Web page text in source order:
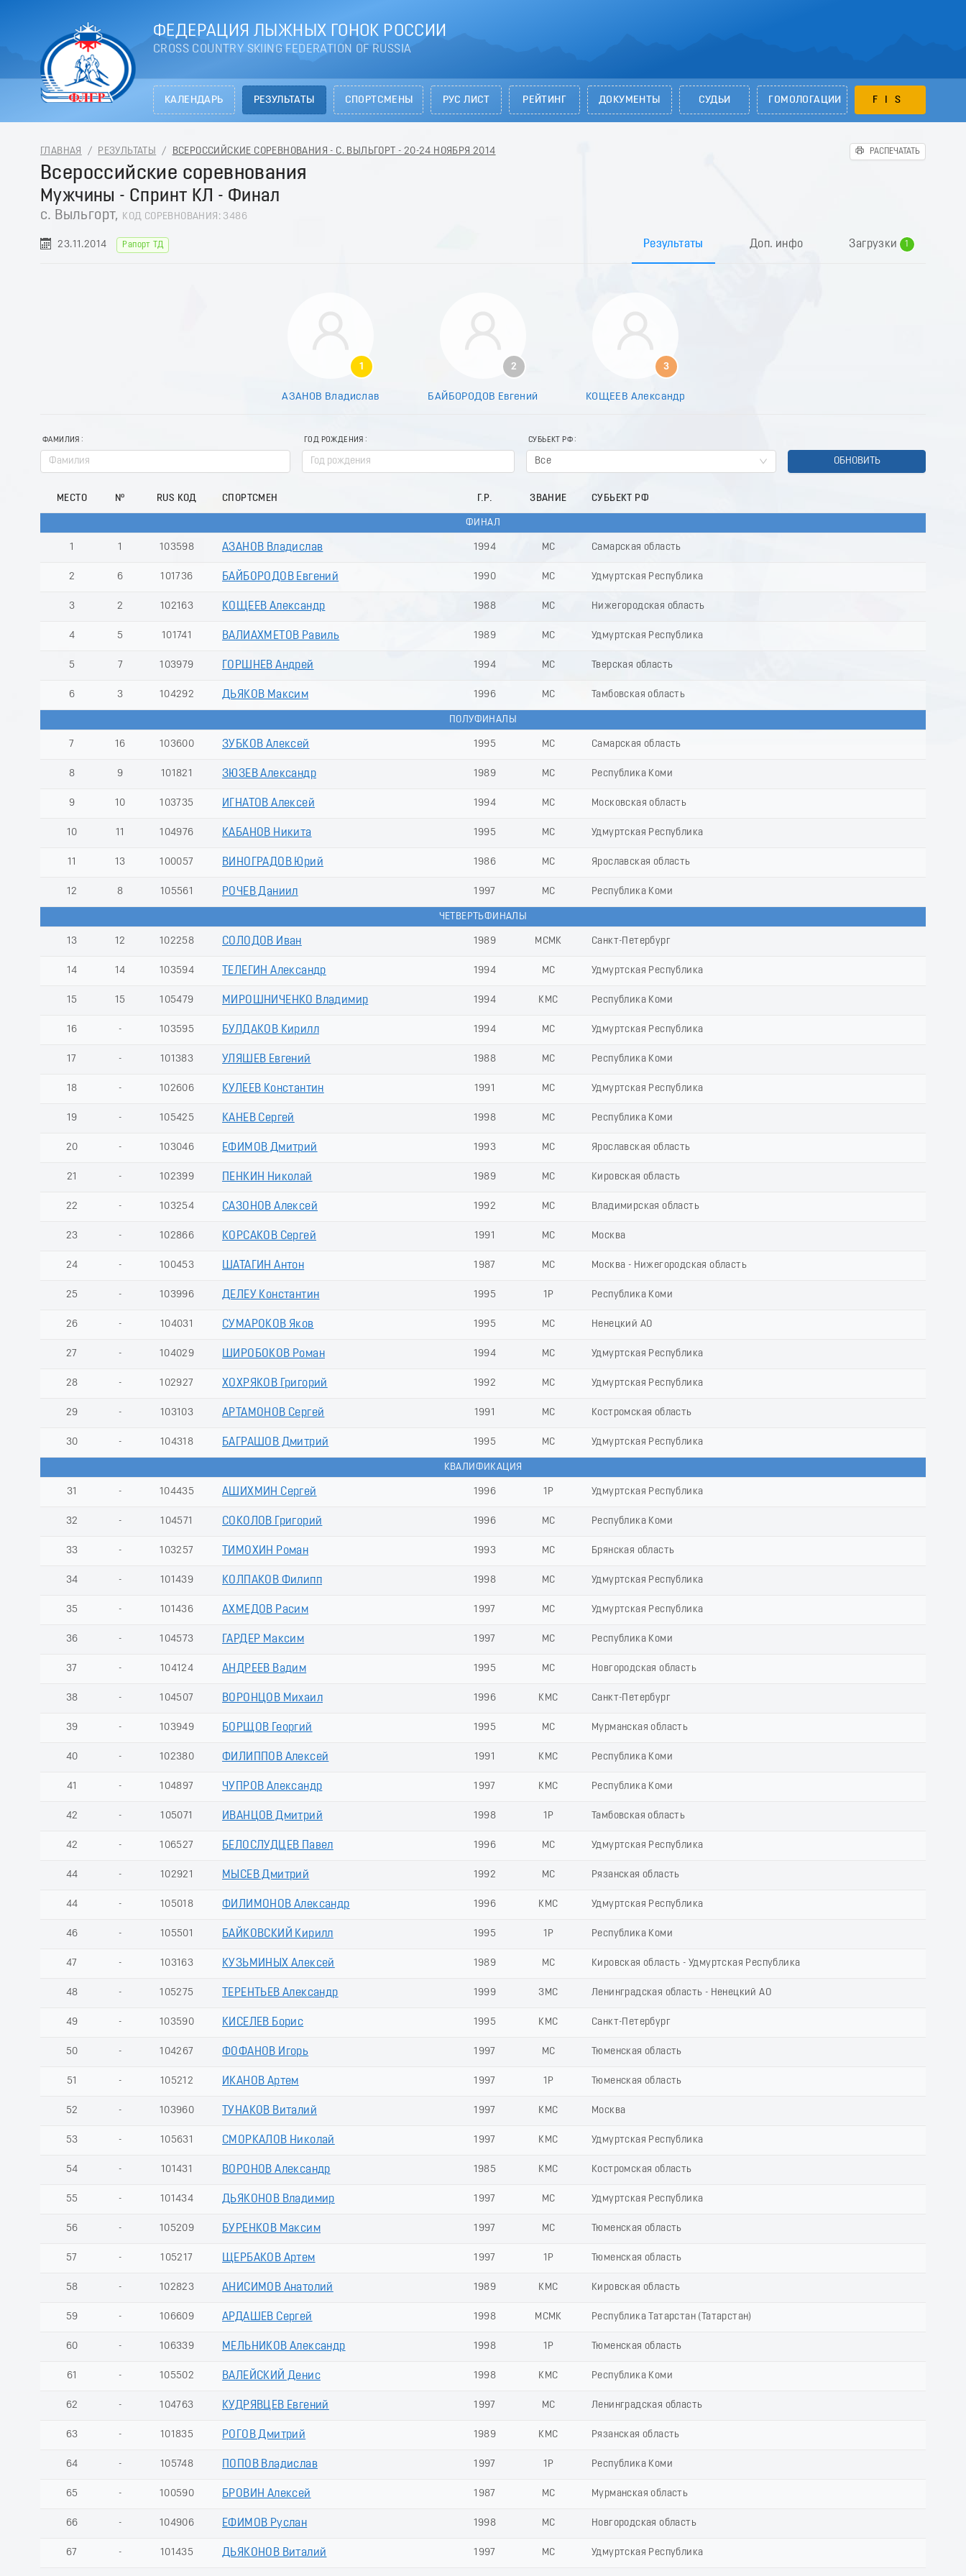
ФЕДЕРАЦИЯ ЛЫЖНЫХ ГОНОК РОССИИ
CROSS COUNTRY SKIING FEDERATION OF RUSSIA
КАЛЕНДАРЬ РЕЗУЛЬТАТЫ СПОРТСМЕНЫ РУС ЛИСТ РЕЙТИНГ ДОКУМЕНТЫ СУДЬИ ГОМОЛОГАЦИИ FIS
ГЛАВНАЯ / РЕЗУЛЬТАТЫ / ВСЕРОССИЙСКИЕ СОРЕВНОВАНИЯ - С. ВЫЛЬГОРТ - 20-24 НОЯБРЯ 2014 РАСПЕЧАТАТЬ
Всероссийские соревнования
Мужчины - Спринт КЛ - Финал
с. Выльгорт, КОД СОРЕВНОВАНИЯ: 3486
23.11.2014 Рапорт ТД Результаты Доп. инфо Загрузки
1
7
1
1
АЗАНОВ Владислав
2
БАЙБОРОДОВ Евгений
3
КОЩЕЕВ Александр
ФАМИЛИЯ ГОД РОЖДЕНИЯ СУБЬЕКТ РФ
Все ОБНОВИТЬ
МЕСТО № RUS КОД СПОРТСМЕН Г.Р. ЗВАНИЕ СУБЬЕКТ РФ
ФИНАЛ
1 1 103598 АЗАНОВ Владислав 1994 МС Самарская область
2 6 101736 БАЙБОРОДОВ Евгений 1990 МС Удмуртская Республика
3 2 102163 КОЩЕЕВ Александр 1988 МС Нижегородская область
4 5 101741 ВАЛИАХМЕТОВ Равиль 1989 МС Удмуртская Республика
5 7 103979 ГОРШНЕВ Андрей 1994 МС Тверская область
6 3 104292 ДЬЯКОВ Максим 1996 МС Тамбовская область
ПОЛУФИНАЛЫ
7 16 103600 ЗУБКОВ Алексей 1995 МС Самарская область
8 9 101821 ЗЮЗЕВ Александр 1989 МС Республика Коми
9 10 103735 ИГНАТОВ Алексей 1994 МС Московская область
10 11 104976 КАБАНОВ Никита 1995 МС Удмуртская Республика
11 13 100057 ВИНОГРАДОВ Юрий 1986 МС Ярославская область
12 8 105561 РОЧЕВ Даниил 1997 МС Республика Коми
ЧЕТВЕРТЬФИНАЛЫ
13 12 102258 СОЛОДОВ Иван 1989 МСМК Санкт-Петербург
14 14 103594 ТЕЛЕГИН Александр 1994 МС Удмуртская Республика
15 15 105479 МИРОШНИЧЕНКО Владимир 1994 КМС Республика Коми
16 - 103595 БУЛДАКОВ Кирилл 1994 МС Удмуртская Республика
17 - 101383 УЛЯШЕВ Евгений 1988 МС Республика Коми
18 - 102606 КУЛЕЕВ Константин 1991 МС Удмуртская Республика
19 - 105425 КАНЕВ Сергей 1998 МС Республика Коми
20 - 103046 ЕФИМОВ Дмитрий 1993 МС Ярославская область
21 - 102399 ПЕНКИН Николай 1989 МС Кировская область
22 - 103254 САЗОНОВ Алексей 1992 МС Владимирская область
23 - 102866 КОРСАКОВ Сергей 1991 МС Москва
24 - 100453 ШАТАГИН Антон 1987 МС Москва - Нижегородская область
25 - 103996 ДЕЛЕУ Константин 1995 1Р Республика Коми
26 - 104031 СУМАРОКОВ Яков 1995 МС Ненецкий АО
27 - 104029 ШИРОБОКОВ Роман 1994 МС Удмуртская Республика
28 - 102927 ХОХРЯКОВ Григорий 1992 МС Удмуртская Республика
29 - 103103 АРТАМОНОВ Сергей 1991 МС Костромская область
30 - 104318 БАГРАШОВ Дмитрий 1995 МС Удмуртская Республика
КВАЛИФИКАЦИЯ
31 - 104435 АШИХМИН Сергей 1996 1Р Удмуртская Республика
32 - 104571 СОКОЛОВ Григорий 1996 МС Республика Коми
33 - 103257 ТИМОХИН Роман 1993 МС Брянская область
34 - 101439 КОЛПАКОВ Филипп 1998 МС Удмуртская Республика
35 - 101436 АХМЕДОВ Расим 1997 МС Удмуртская Республика
36 - 104573 ГАРДЕР Максим 1997 МС Республика Коми
37 - 104124 АНДРЕЕВ Вадим 1995 МС Новгородская область
38 - 104507 ВОРОНЦОВ Михаил 1996 КМС Санкт-Петербург
39 - 103949 БОРЩОВ Георгий 1995 МС Мурманская область
40 - 102380 ФИЛИППОВ Алексей 1991 КМС Республика Коми
41 - 104897 ЧУПРОВ Александр 1997 КМС Республика Коми
42 - 105071 ИВАНЦОВ Дмитрий 1998 1Р Тамбовская область
42 - 106527 БЕЛОСЛУДЦЕВ Павел 1996 МС Удмуртская Республика
44 - 102921 МЫСЕВ Дмитрий 1992 МС Рязанская область
44 - 105018 ФИЛИМОНОВ Александр 1996 КМС Удмуртская Республика
46 - 105501 БАЙКОВСКИЙ Кирилл 1995 1Р Республика Коми
47 - 103163 КУЗЬМИНЫХ Алексей 1989 МС Кировская область - Удмуртская Республика
48 - 105275 ТЕРЕНТЬЕВ Александр 1999 ЗМС Ленинградская область - Ненецкий АО
49 - 103590 КИСЕЛЕВ Борис 1995 КМС Санкт-Петербург
50 - 104267 ФОФАНОВ Игорь 1997 МС Тюменская область
51 - 105212 ИКАНОВ Артем 1997 1Р Тюменская область
52 - 103960 ТУНАКОВ Виталий 1997 КМС Москва
53 - 105631 СМОРКАЛОВ Николай 1997 КМС Удмуртская Республика
54 - 101431 ВОРОНОВ Александр 1985 КМС Костромская область
55 - 101434 ДЬЯКОНОВ Владимир 1997 МС Удмуртская Республика
56 - 105209 БУРЕНКОВ Максим 1997 МС Тюменская область
57 - 105217 ЩЕРБАКОВ Артем 1997 1Р Тюменская область
58 - 102823 АНИСИМОВ Анатолий 1989 КМС Кировская область
59 - 106609 АРДАШЕВ Сергей 1998 МСМК Республика Татарстан (Татарстан)
60 - 106339 МЕЛЬНИКОВ Александр 1998 1Р Тюменская область
61 - 105502 ВАЛЕЙСКИЙ Денис 1998 КМС Республика Коми
62 - 104763 КУДРЯВЦЕВ Евгений 1997 МС Ленинградская область
63 - 101835 РОГОВ Дмитрий 1989 КМС Рязанская область
64 - 105748 ПОПОВ Владислав 1997 1Р Республика Коми
65 - 100590 БРОВИН Алексей 1987 МС Мурманская область
66 - 104906 ЕФИМОВ Руслан 1998 МС Новгородская область
67 - 101435 ДЬЯКОНОВ Виталий 1997 МС Удмуртская Республика